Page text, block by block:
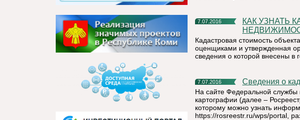
7.07.2016
КАК УЗНАТЬ КАДАСТРОВУЮ СТОИМОСТЬ ОБЪЕКТА
Кадастровая стоимость
оценщиками и утвержденная
сведения о которой внесены в
7.07.2016 Сведения о
На сайте Федеральной службы
картографии (далее –
которому можно узнать
https://rosreestr.ru/wps/portal,